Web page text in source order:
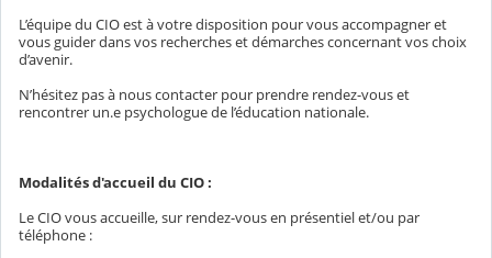
L’équipe du CIO est à votre disposition pour vous accompagner et
vous guider dans vos recherches et démarches concernant vos choix
d’avenir.
N’hésitez pas à nous contacter pour prendre rendez-vous et
rencontrer un.e psychologue de l’éducation nationale.
Modalités d'accueil du CIO :
Le CIO vous accueille, sur rendez-vous en présentiel et/ou par
téléphone :